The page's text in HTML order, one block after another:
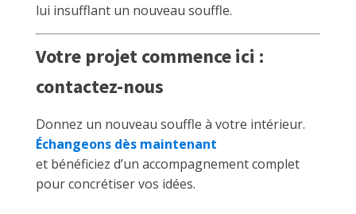
lui insufflant un nouveau souffle.
Votre projet commence ici :
contactez-nous
Donnez un nouveau souffle à votre intérieur.
Échangeons dès maintenant
et bénéficiez d’un accompagnement complet
pour concrétiser vos idées.